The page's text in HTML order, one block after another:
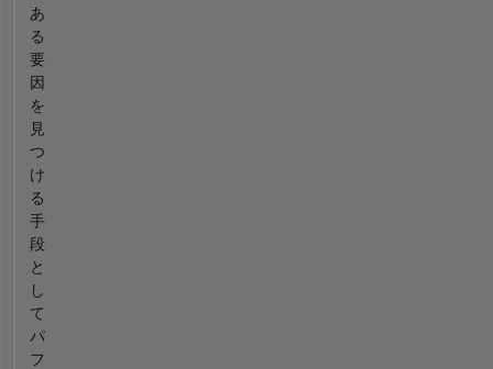
あ
る
要
因
を
見
つ
け
る
手
段
と
し
て
パ
フ